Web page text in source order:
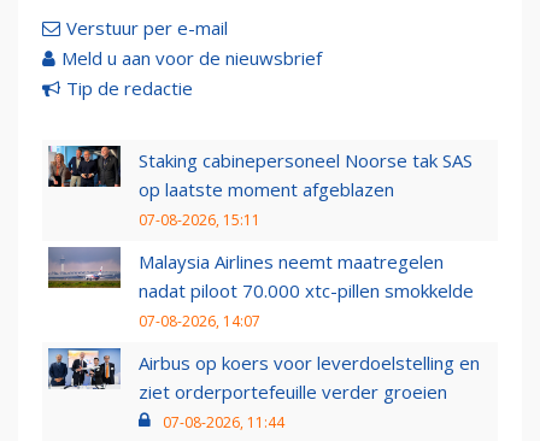
Verstuur per e-mail
Meld u aan voor de nieuwsbrief
Tip de redactie
Staking cabinepersoneel Noorse tak SAS
op laatste moment afgeblazen
07-08-2026, 15:11
Malaysia Airlines neemt maatregelen
nadat piloot 70.000 xtc-pillen smokkelde
07-08-2026, 14:07
Airbus op koers voor leverdoelstelling en
ziet orderportefeuille verder groeien
07-08-2026, 11:44